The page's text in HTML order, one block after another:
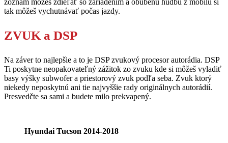
tak môžeš vychutnávať počas jazdy.
ZVUK a DSP
Na záver to najlepšie a to je DSP zvukový procesor autorádia. DSP
Ti poskytne neopakovateľný zážitok zo zvuku kde si môžeš vyladiť
basy výšky subwofer a priestorový zvuk podľa seba. Zvuk ktorý
niekedy neposkytnú ani tie najvyššie rady originálnych autorádií.
Presvedčte sa sami a budete milo prekvapený.
Hyundai Tucson 2014-2018